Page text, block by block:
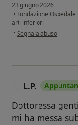
23 giugno 2026
• Fondazione
arti inferiori
• secondo l'opinione
Segnala abuso
L.P.
Dottoressa
mi ha messa